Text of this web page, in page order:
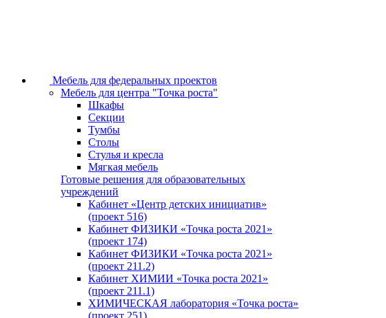
Мебель для федеральных проектов
Мебель для центра "Точка роста"
Шкафы
Секции
Тумбы
Столы
Стулья и кресла
Мягкая мебель
Готовые решения для образовательных
учреждений
Кабинет «Центр детских инициатив»
(проект 516)
Кабинет ФИЗИКИ «Точка роста 2021»
(проект 174)
Кабинет ФИЗИКИ «Точка роста 2021»
(проект 211.2)
Кабинет ХИМИИ «Точка роста 2021»
(проект 211.1)
ХИМИЧЕСКАЯ лаборатория «Точка роста»
(проект 251)